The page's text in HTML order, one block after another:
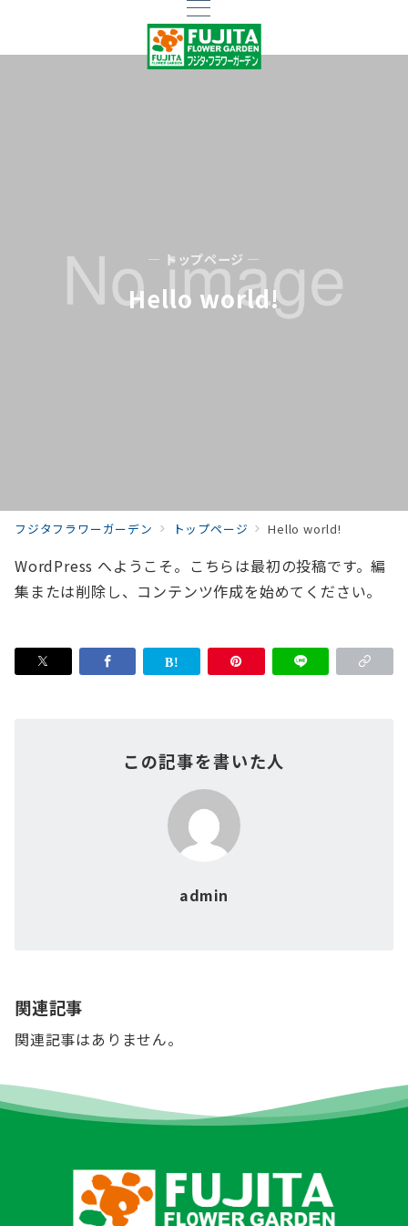
— トップページ —
Hello world!
フジタフラワーガーデン トップページ Hello world!
WordPress へようこそ。こちらは最初の投稿です。編
集または削除し、コンテンツ作成を始めてください。
この記事を書いた人
admin
関連記事
関連記事はありません。